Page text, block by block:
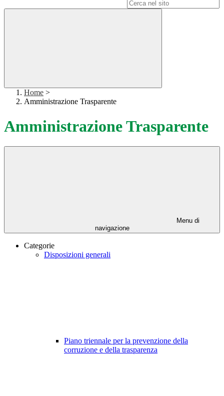
Home >
Amministrazione Trasparente
Amministrazione Trasparente
Menu di
navigazione
Categorie
Disposizioni generali
Piano triennale per la prevenzione della
corruzione e della trasparenza